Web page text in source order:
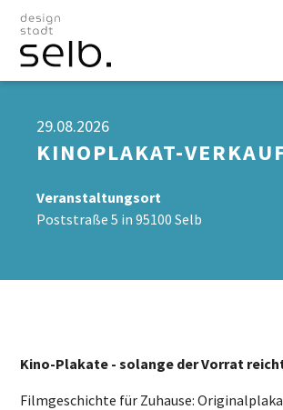
Zum Hauptinhalt
29.08.2026
KINOPLAKAT-
Veranstaltungsort
Poststraße 5 in 95100 Selb
Kino-Plakate - solange der Vorrat
Filmgeschichte für Zuhause: